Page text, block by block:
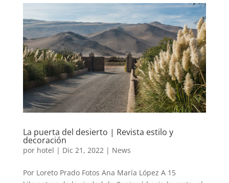
La puerta del desierto | Revista estilo y
decoración
por hotel | Dic 21, 2022| News
Por Loreto Prado Fotos Ana María López A 15